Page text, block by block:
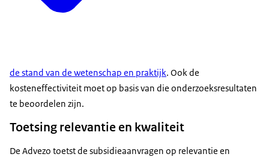
de stand van de wetenschap en praktijk. Ook de
kosteneffectiviteit moet op basis van die onderzoeksresultaten
te beoordelen zijn.
Toetsing relevantie en kwaliteit
De Advezo toetst de subsidieaanvragen op relevantie en